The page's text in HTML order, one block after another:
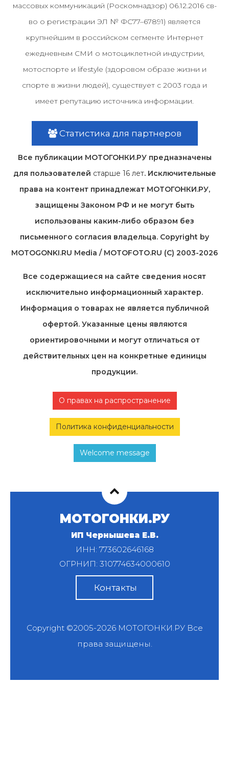
массовых коммуникаций (Роскомнадзор) 06.12.2016 св-
во о регистрации ЭЛ № ФС77–67891) является
крупнейшим в российском сегменте Интернет
ежедневным СМИ о мотоциклетной индустрии,
мотоспорте и lifestyle (здоровом образе жизни и
спорте в жизни людей), существует с 2003 года и
имеет репутацию источника информации.
Статистика для партнеров
Все публикации МОТОГОНКИ.РУ предназначены
для пользователей старше 16 лет. Исключительные
права на контент принадлежат МОТОГОНКИ.РУ,
защищены Законом РФ и не могут быть
использованы каким-либо образом без
письменного согласия владельца. Copyright by
MOTOGONKI.RU Media / MOTOFOTO.RU (C) 2003-2026
Все содержащиеся на cайте сведения носят
исключительно информационный характер.
Информация о товарах не является публичной
офертой. Указанные цены являются
ориентировочными и могут отличаться от
действительных цен на конкретные единицы
продукции.
О правах на распространение
Политика конфиденциальности
Welcome message
МОТОГОНКИ.РУ
ИП Чернышева Е.В.
ИНН: 773602646168
ОГРНИП: 310774634000610
Контакты
Copyright ©2005-2026 МОТОГОНКИ.РУВсе
права защищены.